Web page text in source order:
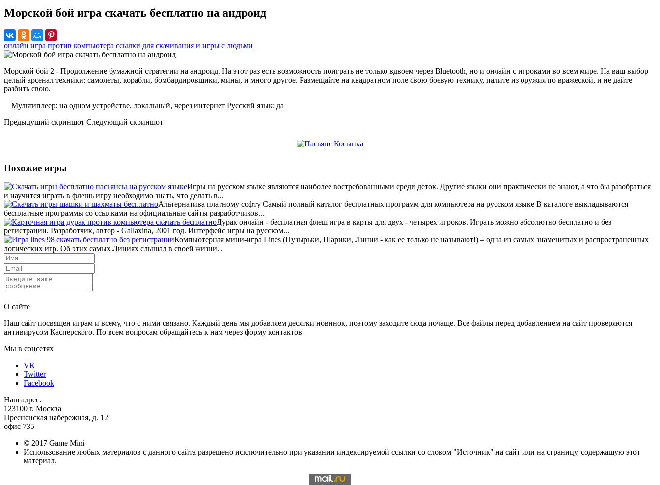
Морской бой игра скачать бесплатно на андроид
онлайн игра против компьютера ссылки для скачивания и игры с людьми
Морской бой 2 - Продолжение бумажной стратегии на андроид. На этот раз есть возможность поиграть не только вдвоем через Bluetooth, но и онлайн с игроками во всем мире. На ваш выбор
целый арсенал техники: самолеты, корабли, бомбардировщики, мины, и много другое. Размещайте на квадратном поле свою боевую технику, палите из оружия по вражеской, и не дайте
разбить свою.
Мультиплеер: на одном устройстве, локальный, через интернет Русский язык: да
Предыдущий скриншот Следующий скриншот
Похожие игры
Игры на русском языке являются наиболее востребованными среди деток. Другие языки они практически не знают, а что бы разобраться
и научится играть в флешь игру необходимо знать, что делать в...
Альтернатива платному софту Самый полный каталог бесплатных программ для компьютера на русском языке В каталоге выкладываются
бесплатные программы со ссылками на официальные сайты разработчиков...
Дурак онлайн - бесплатная флеш игра в карты для двух - четырех игроков. Играть можно абсолютно бесплатно и без
регистрации. Разработчик, автор - Gallaxina, 2001 год. Интерфейс игры на русском...
Компьютерная мини-игра Lines (Пузырьки, Шарики, Линии - как ее только не называют!) – одна из самых знаменитых и распространенных
логических игр. Об этих самых Линиях слышал в своей жизни...
О сайте
Наш сайт посвящен играм и всему, что с ними связано. Каждый день мы добавляем десятки новинок, поэтому заходите сюда почаще. Все файлы перед добавлением на сайт проверяются
антивирусом Касперского. По всем вопросам обращайтесь к нам через форму контактов.
Мы в соцсетях
VK
Twitter
Facebook
Наш адрес:
123100 г. Москва
Пресненская набережная, д. 12
офис 735
© 2017 Game Mini
Использование любых материалов с данного сайта разрешено исключительно при указании индексируемой ссылки со словом "Источник" на сайт или на страницу, содержащую этот
материал.